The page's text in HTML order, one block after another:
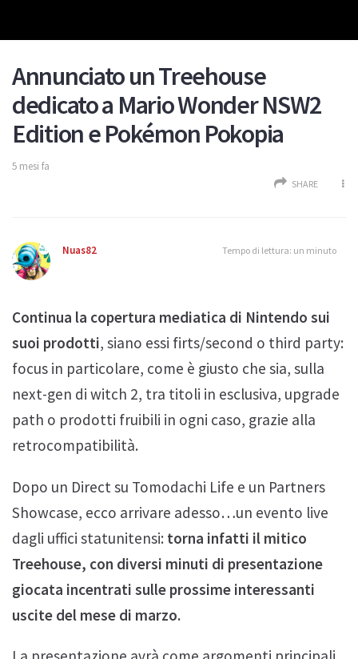
Annunciato un Treehouse
dedicato a Mario Wonder NSW2
Edition e Pokémon Pokopia
5 mesi fa
SHARE
Nuas82 Tempo di lettura: un minuto
Continua la copertura mediatica di Nintendo sui
suoi prodotti, siano essi firts/second o third party:
focus in particolare, come è giusto che sia, sulla
next-gen di witch 2, tra titoli in esclusiva, upgrade
path o prodotti fruibili in ogni caso, grazie alla
retrocompatibilità.
Dopo un Direct su Tomodachi Life e un Partners
Showcase, ecco arrivare adesso…un evento live
dagli uffici statunitensi: torna infatti il mitico
Treehouse, con diversi minuti di presentazione
giocata incentrati sulle prossime interessanti
uscite del mese di marzo.